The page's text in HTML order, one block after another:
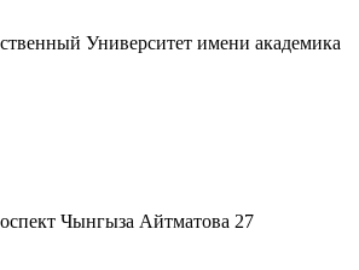
Университет имени академика
Чынгыза Айтматова 27